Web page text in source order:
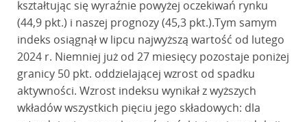
kształtując się wyraźnie powyżej oczekiwań rynku
(44,9 pkt.) i naszej prognozy (45,3 pkt.).Tym samym
indeks osiągnął w lipcu najwyższą wartość od lutego
2024 r. Niemniej już od 27 miesięcy pozostaje poniżej
granicy 50 pkt. oddzielającej wzrost od spadku
aktywności. Wzrost indeksu wynikał z wyższych
wkładów wszystkich pięciu jego składowych: dla